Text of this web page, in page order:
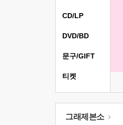
CD/LP
DVD/BD
문구/GIFT
티켓
그래제본소